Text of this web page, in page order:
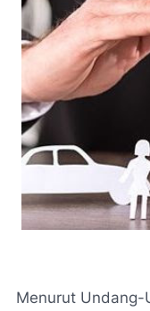
Menurut Undang-